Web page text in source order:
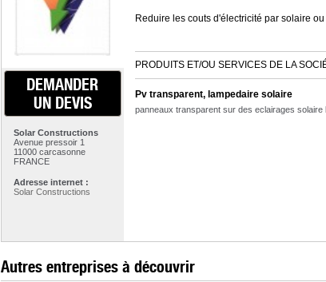
DEMANDER
UN DEVIS
Solar Constructions
Avenue pressoir 1
11000 carcasonne
FRANCE
Adresse internet :
Solar Constructions
Reduire les couts d'électricité par solaire
PRODUITS ET/OU SERVICES DE LA
Pv transparent, lampedaire solaire
panneaux transparent sur des eclairages solaire
Autres entreprises à découvrir